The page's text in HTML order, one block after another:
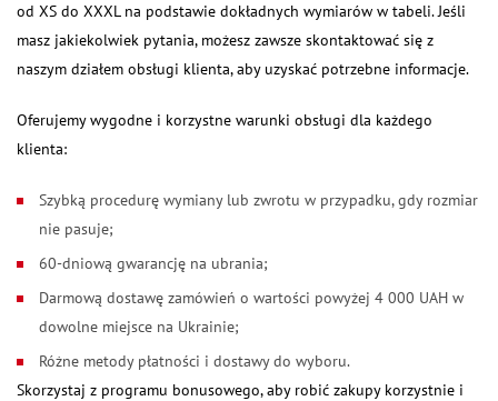
od XS do XXXL na podstawie dokładnych wymiarów w tabeli. Jeśli
masz jakiekolwiek pytania, możesz zawsze skontaktować się z
naszym działem obsługi klienta, aby uzyskać potrzebne informacje.
Oferujemy wygodne i korzystne warunki obsługi dla każdego
klienta:
Szybką procedurę wymiany lub zwrotu w przypadku, gdy rozmiar
nie pasuje;
60-dniową gwarancję na ubrania;
Darmową dostawę zamówień o wartości powyżej 4 000 UAH w
dowolne miejsce na Ukrainie;
Różne metody płatności i dostawy do wyboru.
Skorzystaj z programu bonusowego, aby robić zakupy korzystnie i